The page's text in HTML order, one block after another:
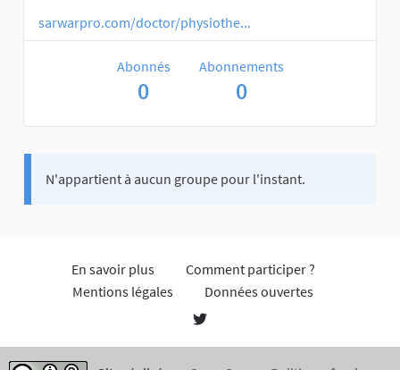
sarwarpro.com/doctor/physiothe...
Abonnés
0
Abonnements
0
N'appartient à aucun groupe pour l'instant.
En savoir plus
Comment participer ?
Mentions légales
Données ouvertes